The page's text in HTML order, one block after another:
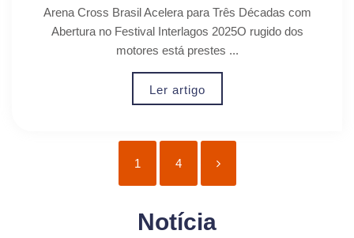
Arena Cross Brasil Acelera para Três Décadas com
Abertura no Festival Interlagos 2025O rugido dos
motores está prestes ...
Ler artigo
1 4
Notícia